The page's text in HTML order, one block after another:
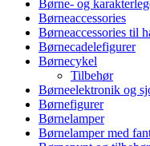
Børne- og
Børneaccessories
Børneaccessories til
Børnecadelefigurer
Børnecykel
Tilbehør
Børneelektronik og
Børnefigurer
Børnelamper
Børnelamper med